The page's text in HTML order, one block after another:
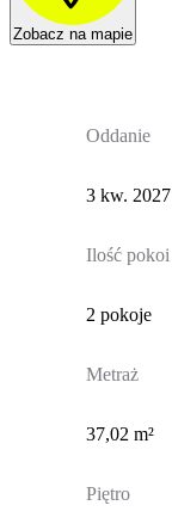
Zobacz na mapie
Oddanie
3 kw. 2027
Ilość pokoi
2 pokoje
Metraż
37,02 m²
Piętro